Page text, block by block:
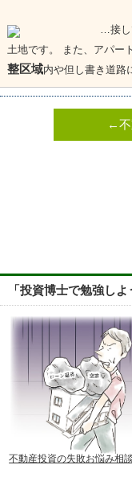
…接
土地です。 また、アパー
整区域内や但し書き道路
←不
「投資博士で勉強し
不動産投資の失敗お悩み相